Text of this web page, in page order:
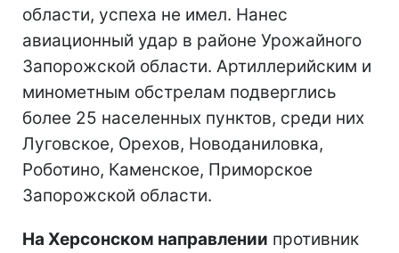
области, успеха не имел. Нанес
авиационный удар в районе Урожайного
Запорожской области. Артиллерийским и
минометным обстрелам подверглись
более 25 населенных пунктов, среди них
Луговское, Орехов, Новоданиловка,
Роботино, Каменское, Приморское
Запорожской области.
На Херсонском направлении противник